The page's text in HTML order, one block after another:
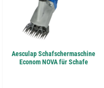
Aesculap Schafschermaschine
Econom NOVA für Schafe